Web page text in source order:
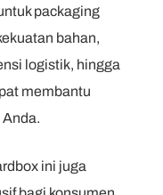
packaging
bahan,
logistik, hingga
membantu
ini juga